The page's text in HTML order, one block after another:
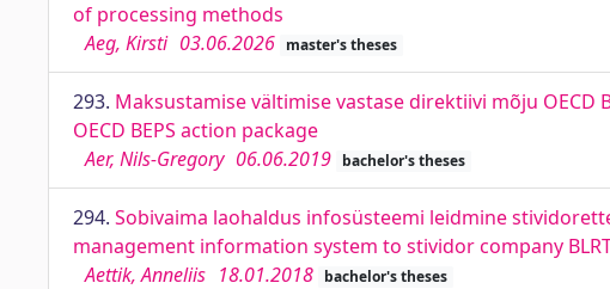
of processing methods
Aeg, Kirsti 03.06.2026 master's theses
293. Maksustamise vältimise vastase direktiivi mõju
OECD BEPS action package
Aer, Nils-Gregory 06.06.2019 bachelor's theses
294. Sobivaima laohaldus infosüsteemi leidmine
management information system to stividor company
Aettik, Anneliis 18.01.2018 bachelor's theses